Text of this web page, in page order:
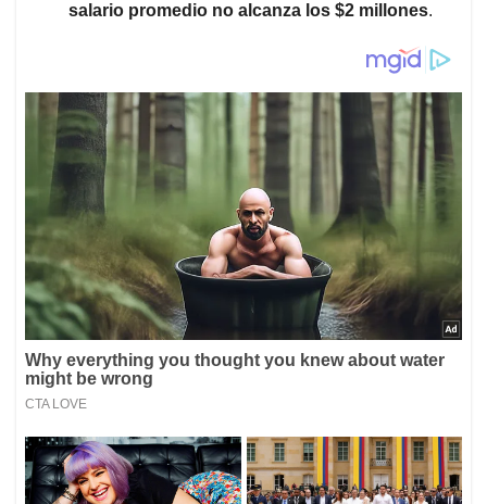
salario promedio no alcanza los $2 millones.